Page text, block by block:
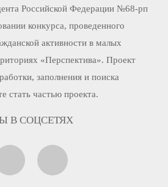
Российской Федерации №68-рп
конкурса, проведенного
активности в малых
«Перспектива». Проект
заполнения и поиска
частью проекта.
В СОЦСЕТЯХ